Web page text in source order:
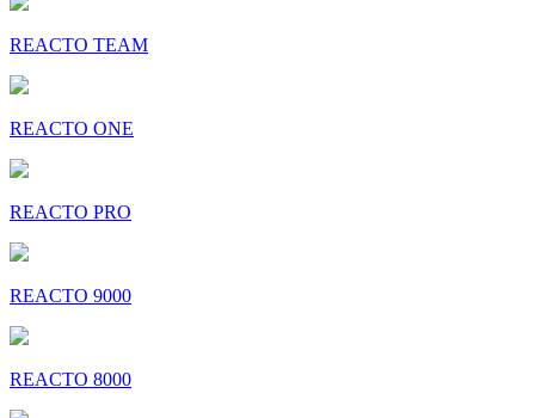
REACTO TEAM
REACTO ONE
REACTO PRO
REACTO 9000
REACTO 8000